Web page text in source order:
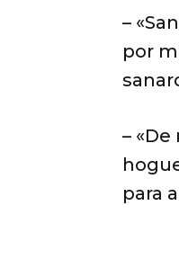
–
por
–
para